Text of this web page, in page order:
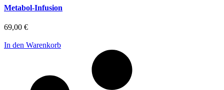
Metabol-Infusion
69,00 €
In den Warenkorb